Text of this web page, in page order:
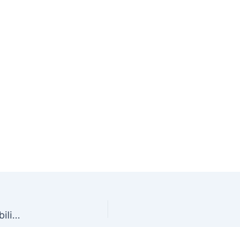
La app del INE fue un instrumento que potenció la posibilidad de participar: Ballados con Ciro Gómez Leyva